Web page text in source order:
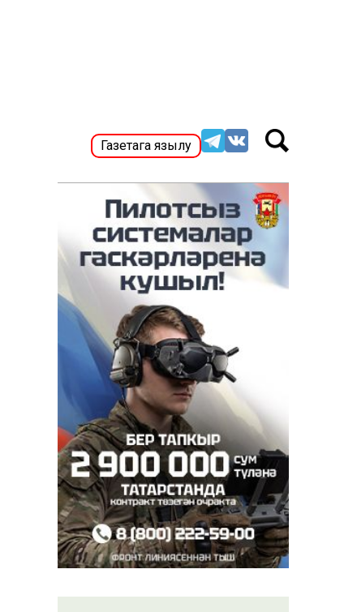
Газетага язылу
вафат